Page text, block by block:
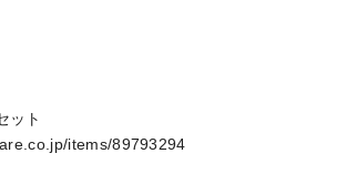
ット
items/89793294